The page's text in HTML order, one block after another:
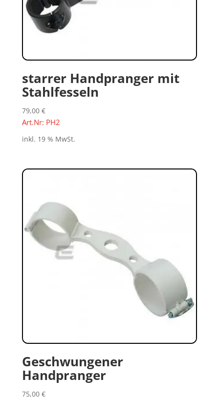
starrer Handpranger mit
Stahlfesseln
79,00 €
Art.Nr: PH2
inkl. 19 % MwSt.
Geschwungener
Handpranger
75,00 €